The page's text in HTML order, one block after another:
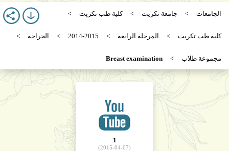
الجامعات جامعة تكريت كلية طب تكريت
كلية طب تكريت المرحلة الرابعة 2014-2015 الجراحة
مجموعة طلاب Breast examination
1
(2015-04-07)